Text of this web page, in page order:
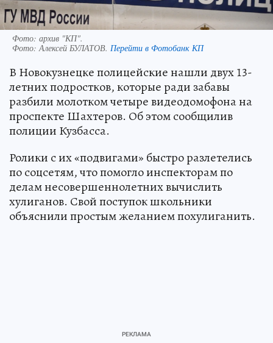
Фото: архив "КП".
Фото: Алексей БУЛАТОВ. Перейти в Фотобанк КП
В Новокузнецке полицейские нашли двух 13-
летних подростков, которые ради забавы
разбили молотком четыре видеодомофона на
проспекте Шахтеров. Об этом сообщилив
полиции Кузбасса.
Ролики с их «подвигами» быстро разлетелись
по соцсетям, что помогло инспекторам по
делам несовершеннолетних вычислить
хулиганов. Свой поступок школьники
объяснили простым желанием похулиганить.